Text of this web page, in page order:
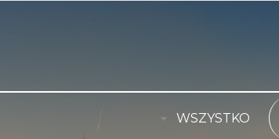
WSZYSTKO